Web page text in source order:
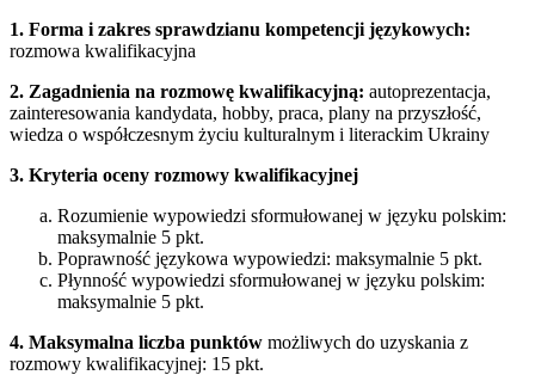
1. Forma i zakres sprawdzianu kompetencji językowych:
rozmowa kwalifikacyjna
2. Zagadnienia na rozmowę kwalifikacyjną: autoprezentacja,
zainteresowania kandydata, hobby, praca, plany na przyszłość,
wiedza o współczesnym życiu kulturalnym i literackim Ukrainy
3. Kryteria oceny rozmowy kwalifikacyjnej
Rozumienie wypowiedzi sformułowanej w języku polskim:
maksymalnie 5 pkt.
Poprawność językowa wypowiedzi: maksymalnie 5 pkt.
Płynność wypowiedzi sformułowanej w języku polskim:
maksymalnie 5 pkt.
4. Maksymalna liczba punktów możliwych do uzyskania z
rozmowy kwalifikacyjnej: 15 pkt.